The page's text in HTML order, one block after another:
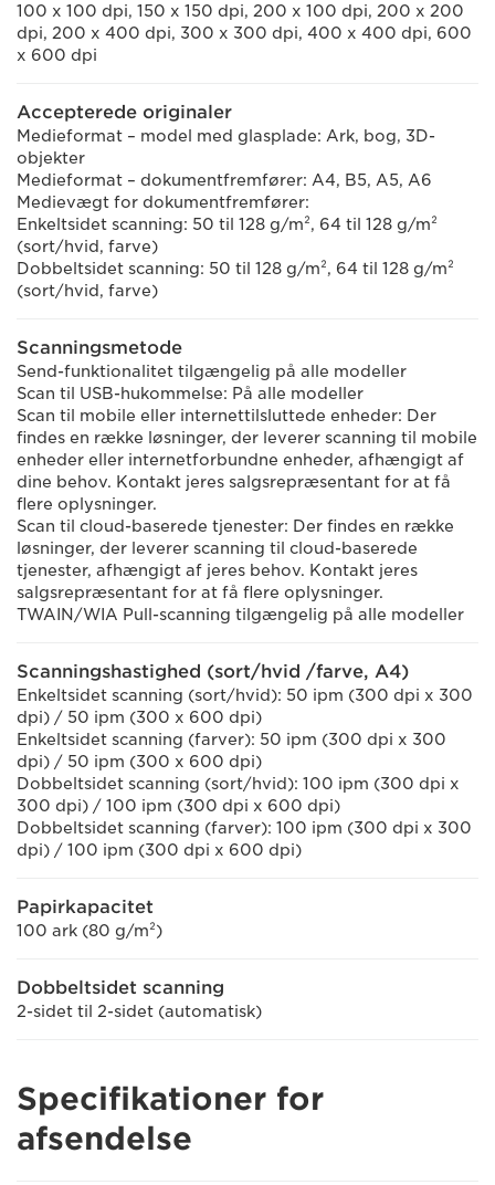
100 x 100 dpi, 150 x 150 dpi, 200 x 100 dpi, 200 x 200
dpi, 200 x 400 dpi, 300 x 300 dpi, 400 x 400 dpi, 600
x 600 dpi
Accepterede originaler
Medieformat – model med glasplade: Ark, bog, 3D-
objekter
Medieformat – dokumentfremfører: A4, B5, A5, A6
Medievægt for dokumentfremfører:
Enkeltsidet scanning: 50 til 128 g/m², 64 til 128 g/m²
(sort/hvid, farve)
Dobbeltsidet scanning: 50 til 128 g/m², 64 til 128 g/m²
(sort/hvid, farve)
Scanningsmetode
Send-funktionalitet tilgængelig på alle modeller
Scan til USB-hukommelse: På alle modeller
Scan til mobile eller internettilsluttede enheder: Der
findes en række løsninger, der leverer scanning til mobile
enheder eller internetforbundne enheder, afhængigt af
dine behov. Kontakt jeres salgsrepræsentant for at få
flere oplysninger.
Scan til cloud-baserede tjenester: Der findes en række
løsninger, der leverer scanning til cloud-baserede
tjenester, afhængigt af jeres behov. Kontakt jeres
salgsrepræsentant for at få flere oplysninger.
TWAIN/WIA Pull-scanning tilgængelig på alle modeller
Scanningshastighed (sort/hvid /farve, A4)
Enkeltsidet scanning (sort/hvid): 50 ipm (300 dpi x 300
dpi) / 50 ipm (300 x 600 dpi)
Enkeltsidet scanning (farver): 50 ipm (300 dpi x 300
dpi) / 50 ipm (300 x 600 dpi)
Dobbeltsidet scanning (sort/hvid): 100 ipm (300 dpi x
300 dpi) / 100 ipm (300 dpi x 600 dpi)
Dobbeltsidet scanning (farver): 100 ipm (300 dpi x 300
dpi) / 100 ipm (300 dpi x 600 dpi)
Papirkapacitet
100 ark (80 g/m²)
Dobbeltsidet scanning
2-sidet til 2-sidet (automatisk)
Specifikationer for
afsendelse